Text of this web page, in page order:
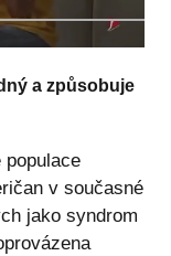
a způsobuje
populace
v současné
jako syndrom